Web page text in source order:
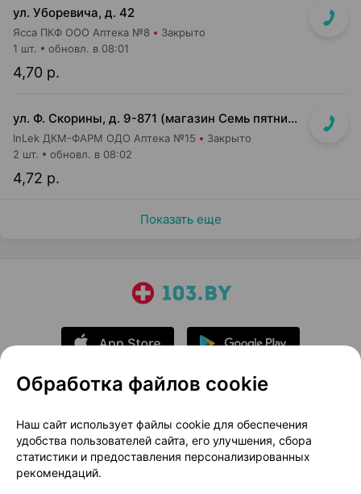
ул. Уборевича, д. 42
Ясса ПКФ ООО Аптека №8 Закрыто
4,70 р.
1 шт. обновл. в 08:01
ул. Ф. Скорины, д. 9-871 (магазин Семь пятниц XXL, вдоль кассовой линии, напротив входа в магазин)
InLek ДКМ-ФАРМ ОДО Аптека №15 Закрыто
4,72 р.
2 шт. обновл. в 08:02
Показать еще
О проекте
Новости проекта
Размещение рекламы
Медицинский маркетинг
Публичный договор
Доставка
Обработка файлов cookie
Наш сайт использует файлы cookie для обеспечения
удобства пользователей сайта, его улучшения, сбора
статистики и предоставления персонализированных
рекомендаций.